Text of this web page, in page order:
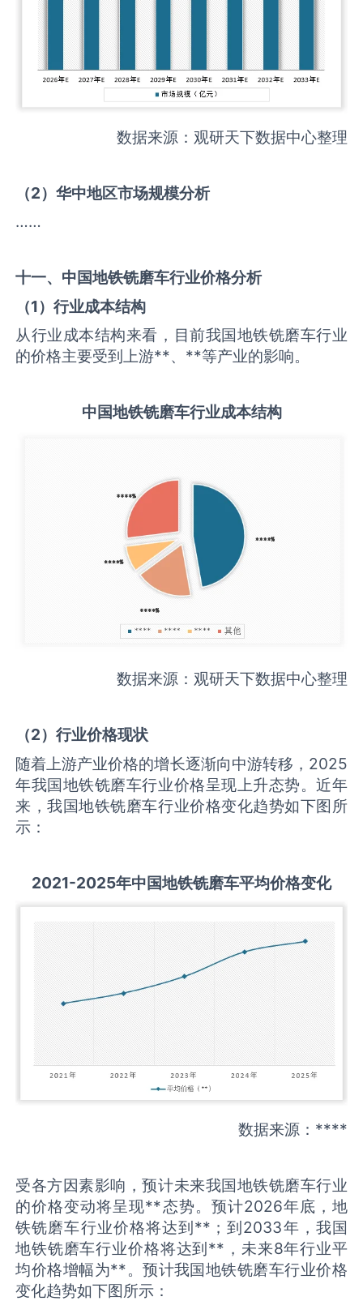
数据来源：观研天下数据中心整理
（2）华中地区市场规模分析
……
十一、中国地铁铣磨车行业价格分析
（1）行业成本结构
从行业成本结构来看，目前我国地铁铣磨车行业
的价格主要受到上游**、**等产业的影响。
中国地铁铣磨车行业成本结构
数据来源：观研天下数据中心整理
（2）行业价格现状
随着上游产业价格的增长逐渐向中游转移，2025
年我国地铁铣磨车行业价格呈现上升态势。近年
来，我国地铁铣磨车行业价格变化趋势如下图所
示：
2021-2025年中国地铁铣磨车平均价格变化
数据来源：****
受各方因素影响，预计未来我国地铁铣磨车行业
的价格变动将呈现**态势。预计2026年底，地
铁铣磨车行业价格将达到**；到2033年，我国
地铁铣磨车行业价格将达到**，未来8年行业平
均价格增幅为**。预计我国地铁铣磨车行业价格
变化趋势如下图所示：